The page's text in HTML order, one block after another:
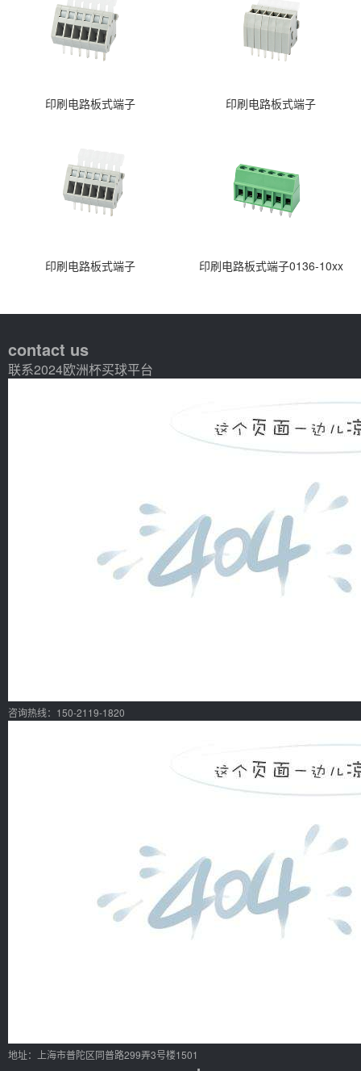
印刷电路板式端子 印刷电路板式端子
印刷电路板式端子 印刷电路板式端子0136-10xx
contact us
联系2024欧洲杯买球平台
咨询热线：150-2119-1820
地址：上海市普陀区同普路299弄3号楼1501